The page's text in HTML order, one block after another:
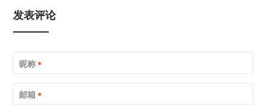
发表评论
昵称 *
邮箱 *